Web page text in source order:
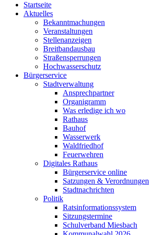
Startseite
Aktuelles
Bekanntmachungen
Veranstaltungen
Stellenanzeigen
Breitbandausbau
Straßensperrungen
Hochwasserschutz
Bürgerservice
Stadtverwaltung
Ansprechpartner
Organigramm
Was erledige ich wo
Rathaus
Bauhof
Wasserwerk
Waldfriedhof
Feuerwehren
Digitales Rathaus
Bürgerservice online
Satzungen & Verordnungen
Stadtnachrichten
Politik
Ratsinformationssystem
Sitzungstermine
Schulverband Miesbach